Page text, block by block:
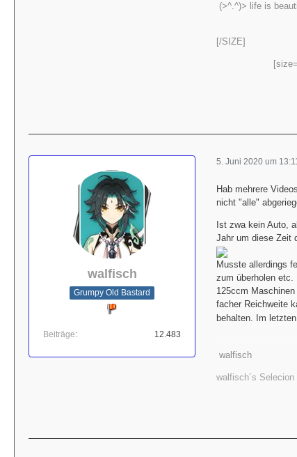
(>^.^)> life is
[/SIZE]
walfisch
Grumpy Old Bastard
Beiträge 12.483
5. Juni 2020 um
Hab mehrere
nicht "alle"
Ist zwa kein Auto,
Jahr um diese Zeit
Musste allerdings
zum überholen etc.
125ccm
facher Reichweite
behalten. Im
walfisch
walfisch´s